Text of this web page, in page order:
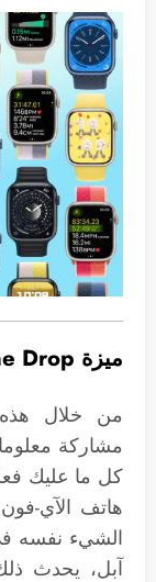
ميزة Name Drop
من خلال
مشاركة
كل ما عليك
هاتف الآي-
الشيء نفسه
آبل، يحدث